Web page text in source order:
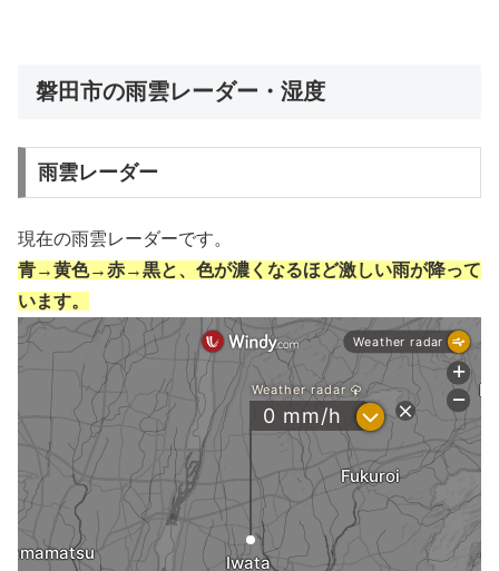
磐田市の雨雲レーダー・湿度
雨雲レーダー
現在の雨雲レーダーです。
青→黄色→赤→黒と、色が濃くなるほど激しい雨が降って
います。